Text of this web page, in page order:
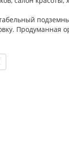
Продуманная